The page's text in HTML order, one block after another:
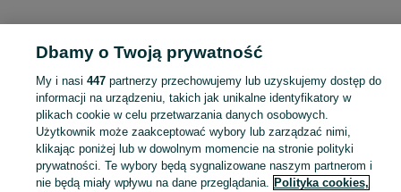
Strona główna Pomorskie Borowiec
KATEGORIA
Zobacz
Mapa kategorii
Dbamy o Twoją prywatność
My i nasi 447partnerzy przechowujemy lub uzyskujemy dostęp do
informacji na urządzeniu, takich jak unikalne identyfikatory w
plikach cookie w celu przetwarzania danych osobowych.
Użytkownik może zaakceptować wybory lub zarządzać nimi,
klikając poniżej lub w dowolnym momencie na stronie polityki
prywatności. Te wybory będą sygnalizowane naszym partnerom i
nie będą miały wpływu na dane przeglądania. Polityka cookies,